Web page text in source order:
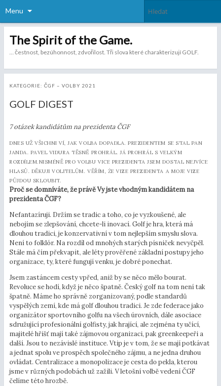
Menu
The Spirit of the Game.
… čestnost, bezúhonnost, zdvořilost. Tři slova které charakterizují GOLF.
KATEGORIE: ČGF – VOLBY 2021
GOLF DIGEST
7 otázek kandidátům na prezidenta ČGF
DNES UŽ VŠICHNI VÍ, JAK VOLBA DOPADLA. PREZIDENTEM SE STAL PAN
JANDA. PAVEL VIDURA TĚSNĚ PROHRÁL. JÁ PROHRÁL S VELKÝM
ROZDÍLEM.NISMÉNĚ PRO VOLBU VICE PREZIDENTA JSEM DOSTAL NEJVÍCE
HLASŮ. DĚKUJI VOLITELŮM. VĚŘÍM, ŻE VIZE PREZIDENTA A MOJE VIZE
PŮJDOU SKLOUBIT.
Proč se domníváte, že právě Vy jste vhodným kandidátem na
prezidenta ČGF?
Nefantazíruji. Držím se tradic a toho, co je vyzkoušené, ale
nebojím se zlepšování, chcete-li inovací. Golf je hra, která má
dlouhou tradici, je konzervativní v tom nejlepším smyslu slova.
Není to folklór. Na rozdíl od mnohých starých písniček nevyčpěl.
Stále má čím překvapit, ale léty prověřené základní postupy jeho
organizace, ty, které fungují venku, je dobré ponechat.
Jsem zastáncem cesty vpřed, aniž by se něco mělo bourat.
Revoluce se hodí, když je něco špatně. Český golf na tom není tak
špatně. Máme ho správně zorganizovaný, podle standardů
vyspělých zemí, kde má golf dlouhou tradici. Je zde federace jako
organizátor sportovního golfu na všech úrovních, dále asociace
sdružující profesionální golfisty, jak hrající, ale zejména ty učící,
majitelé hřišť mají také zájmovou organizaci, pak greenkeepeři a
další. Jsou to nezávislé instituce. Vtip je v tom, že se mají potkávat
a jednat spolu ve prospěch společného zájmu, a ne jedna druhou
ovládat. Centralizace a monopolizace je cesta do pekla, kterou
jsme v různých podobách už zažili. V letošní volbě vedení ČGF
čelíme této hrozbě.